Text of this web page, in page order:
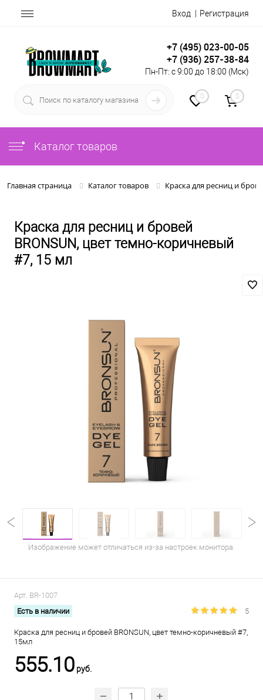
Вход Регистрация
+7 (495) 023-00-05
+7 (936) 257-38-84
Пн-Пт: с 9:00 до 18:00 (Мск)
0 0
Каталог товаров
Главная страница Каталог товаров Краска для ресниц и
Краска для ресниц и бровей
BRONSUN, цвет темно-коричневый
#7, 15 мл
Изображение может отличаться из-за настроек монитора.
Арт. BR-1007
Есть в наличии
5
Краска для ресниц и бровей BRONSUN, цвет темно-коричневый #7,
15мл
555.10 руб.